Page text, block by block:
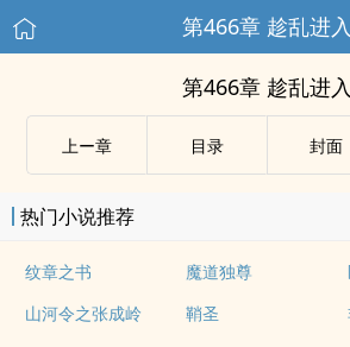
第466章 趁乱进入
第466章 趁乱进入
上ー章 目录 封面
热门小说推荐
纹章之书 魔道独尊
山河令之张成岭 鞘圣